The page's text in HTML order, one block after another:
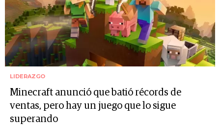
LIDERAZGO
Minecraft anunció que batió récords de
ventas, pero hay un juego que lo sigue
superando